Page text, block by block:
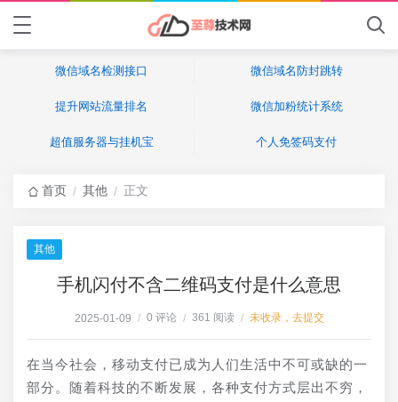
微信域名检测接口 微信域名防封跳转
提升网站流量排名 微信加粉统计系统
超值服务器与挂机宝 个人免签码支付
首页 / 其他 / 正文
其他
手机闪付不含二维码支付是什么意思
2025-01-09 / 0 评论 / 361 阅读 / 未收录，去提交
在当今社会，移动支付已成为人们生活中不可或缺的一
部分。随着科技的不断发展，各种支付方式层出不穷，